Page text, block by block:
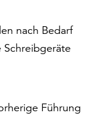
nach Bedarf
Führung